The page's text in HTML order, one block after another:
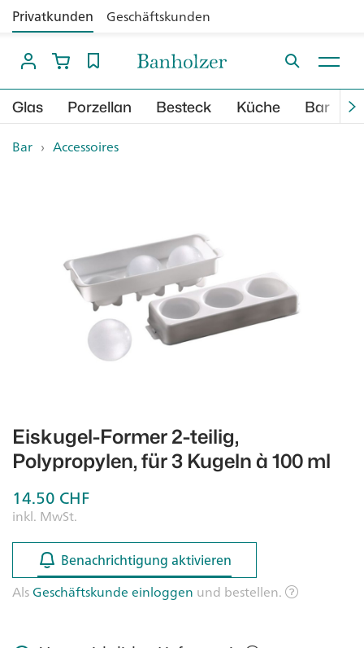
Privatkunden Geschäftskunden
Glas Porzellan Besteck Küche Bar
Bar › Accessoires
Eiskugel-Former 2-teilig,
Polypropylen, für 3 Kugeln à 100 ml
14.50 CHF
inkl. MwSt.
Benachrichtigung aktivieren
Benachrichtigung aktivieren
AlsGeschäftskunde einloggen und bestellen.